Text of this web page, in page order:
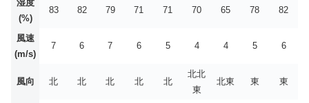
湿度
(%)
83 82 79 71 71 70 65 78 82
風速
(m/s)
7 6 7 6 5 4 4 5 6
風向 北 北 北 北 北
北北
東
北東 東 東